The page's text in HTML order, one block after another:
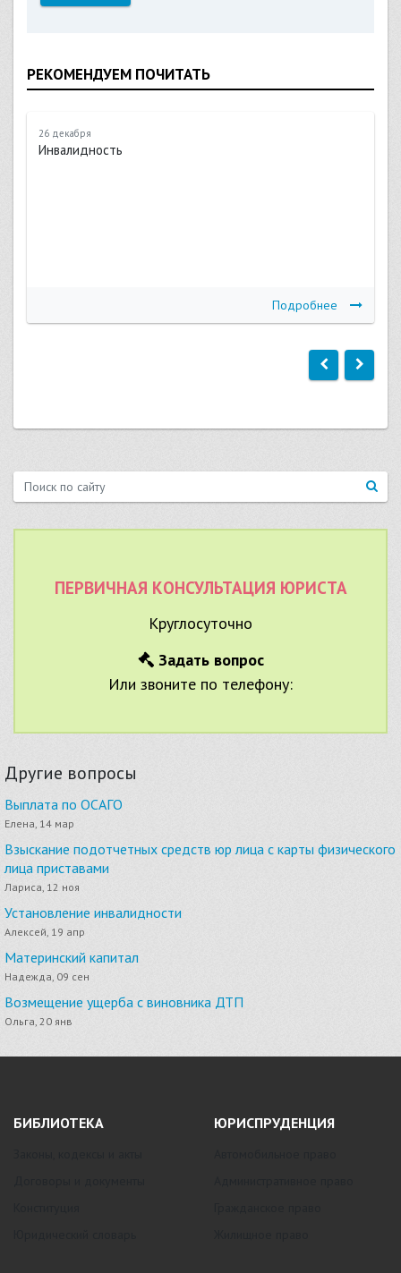
РЕКОМЕНДУЕМ ПОЧИТАТЬ
26 декабря
Инвалидность
Подробнее
ПЕРВИЧНАЯ КОНСУЛЬТАЦИЯ ЮРИСТА
Круглосуточно
Задать вопрос
Или звоните по телефону:
Другие вопросы
Выплата по ОСАГО
Елена, 14 мар
Взыскание подотчетных средств юр лица с карты физического
лица приставами
Лариса, 12 ноя
Установление инвалидности
Алексей, 19 апр
Материнский капитал
Надежда, 09 сен
Возмещение ущерба с виновника ДТП
Ольга, 20 янв
БИБЛИОТЕКА ЮРИСПРУДЕНЦИЯ